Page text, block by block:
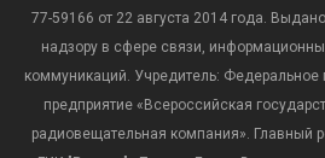
77-59166 от 22 августа 2014 года.
надзору в сфере связи,
коммуникаций. Учредитель: Федеральное
предприятие «Всероссийская
радиовещательная компания». Главный